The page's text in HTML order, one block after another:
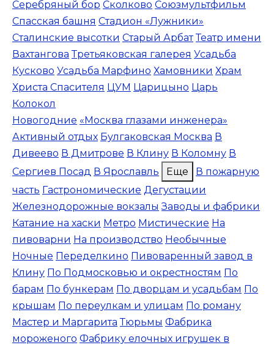
Серебряный бор Сколково Союзмультфильм
Спасская башня Стадион «Лужники»
Сталинские высотки Старый Арбат Театр имени
Вахтангова Третьяковская галерея Усадьба
Кусково Усадьба Марфино Хамовники Храм
Христа Спасителя ЦУМ Царицыно Царь
Колокол
Новогодние «Москва глазами инженера»
Активный отдых Булгаковская Москва В
Дивеево В Дмитрове В Клину В Коломну В
Сергиев Посад В Ярославль Еще
В пожарную
часть Гастрономические Дегустации
Железнодорожные вокзалы Заводы и фабрики
Катание на хаски Метро Мистические На
пивоварни На производство Необычные
Ночные Переделкино Пивоваренный завод в
Клину По Подмосковью и окрестностям По
барам По бункерам По дворцам и усадьбам По
крышам По переулкам и улицам По роману
Мастер и Маргарита Тюрьмы Фабрика
мороженого Фабрику елочных игрушек в